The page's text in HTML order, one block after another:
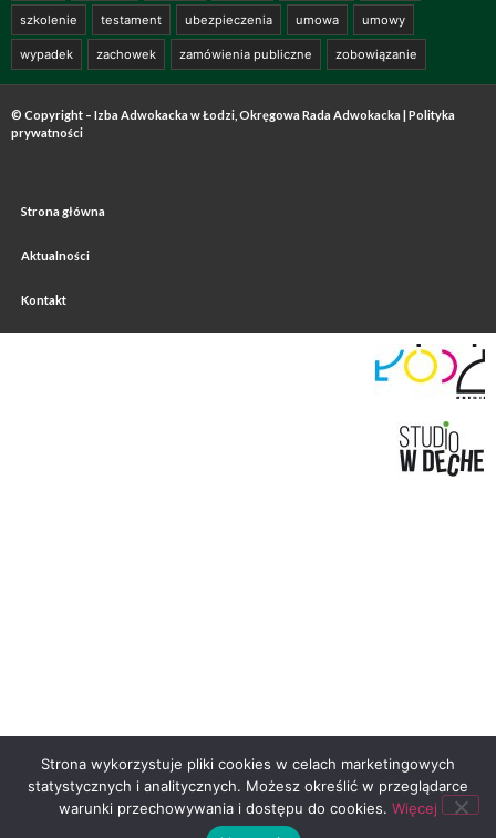
szkolenie testament ubezpieczenia umowa umowy
wypadek zachowek zamówienia publiczne zobowiązanie
© Copyright – Izba Adwokacka w Łodzi, Okręgowa Rada Adwokacka | Polityka
prywatności
Strona główna
Aktualności
Kontakt
Strona wykorzystuje pliki cookies w celach marketingowych
statystycznych i analitycznych. Możesz określić w przeglądarce
warunki przechowywania i dostępu do cookies. Więcej